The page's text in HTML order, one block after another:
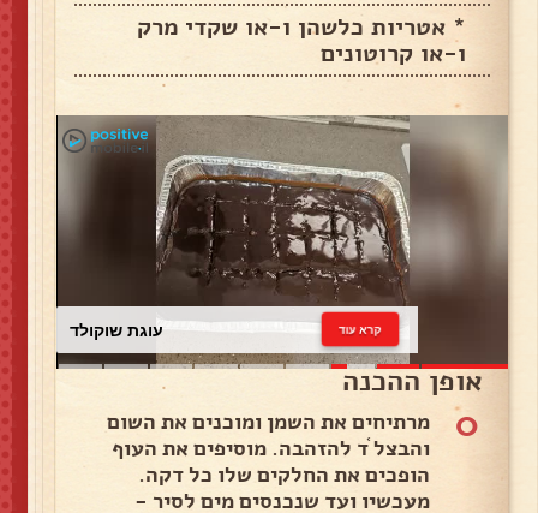
* אטריות כלשהן ו-או שקדי מרק
ו-או קרוטונים
עוגת שוקולד קרא עוד
אופן ההכנה
0
מרתיחים את השמן ומוכנים את השום
והבצל ֫ד להזהבה. מוסיפים את העוף
הופכים את החלקים שלו כל דקה.
מעכשיו ועד שנכנסים מים לסיר -